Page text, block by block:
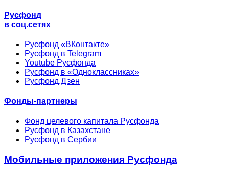
Русфонд
в соц.сетях
Русфонд «ВКонтакте»
Русфонд в Telegram
Youtube Русфонда
Русфонд в «Одноклассниках»
Русфонд.Дзен
Фонды-партнеры
Фонд целевого капитала Русфонда
Русфонд в Казахстане
Русфонд в Сербии
Мобильные приложения Русфонда